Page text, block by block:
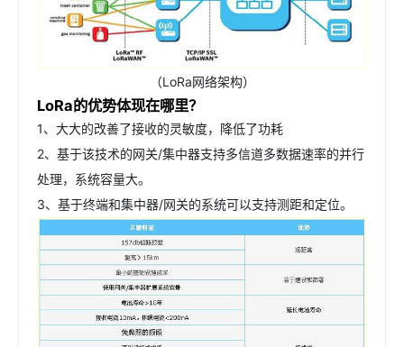
（LoRa网络架构）
LoRa的优势体现在哪里？
1、大大的改善了接收的灵敏度，降低了功耗
2、基于该技术的网关/集中器支持多信道多数据速率的并行
处理，系统容量大。
3、基于终端和集中器/网关的系统可以支持测距和定位。